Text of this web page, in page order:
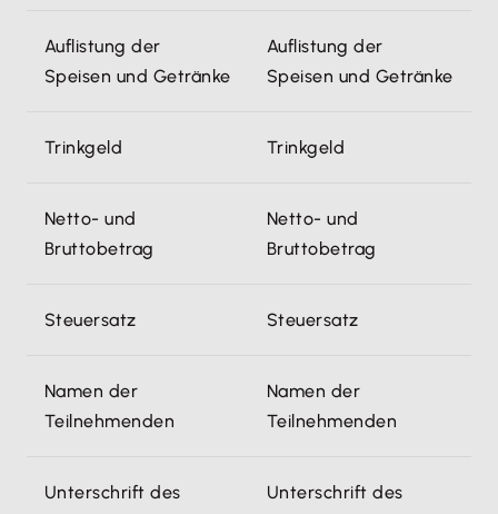
Auflistung der
Speisen und Getränke
Auflistung der
Speisen und Getränke
Trinkgeld Trinkgeld
Netto- und
Bruttobetrag
Netto- und
Bruttobetrag
Steuersatz Steuersatz
Namen der
Teilnehmenden
Namen der
Teilnehmenden
Unterschrift des
Unterschrift des